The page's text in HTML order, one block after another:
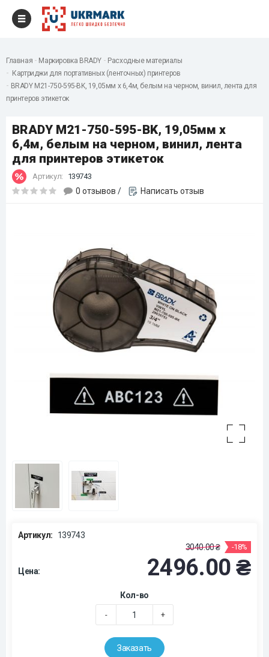
Главная Маркировка BRADY
Расходные материалы
Картриджи для портативных (ленточных) принтеров
BRADY M21-750-595-BK, 19,05мм х 6,4м, белым на черном, винил, лента для
принтеров этикеток
BRADY M21-750-595-BK, 19,05мм х
6,4м, белым на черном, винил, лента
для принтеров этикеток
Артикул: 139743
0 отзывов / Написать отзыв
Артикул: 139743
Цена:
3040.00 ₴ -18%
2496.00 ₴
Кол-во
- +
Заказать